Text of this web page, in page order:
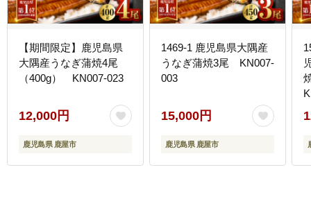
【期間限定】鹿児島県
大隅産うなぎ蒲焼4尾
（400g） KN007-023
12,000円
鹿児島県 鹿屋市
1469-1 鹿児島県大隅産
うなぎ蒲焼3尾 KN007-
003
15,000円
鹿児島県 鹿屋市